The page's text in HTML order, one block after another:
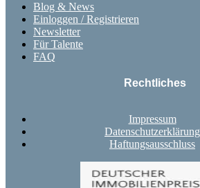
Blog & News
Einloggen / Registrieren
Newsletter
Für Talente
FAQ
Rechtliches
Impressum
Datenschutzerklärung
Haftungsausschluss